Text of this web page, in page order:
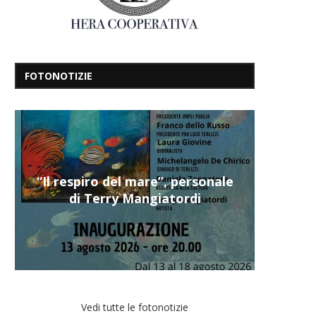
FOTONOTIZIE
“Il respiro del mare”, personale
di Terry Mangiatordi
Vedi tutte le fotonotizie